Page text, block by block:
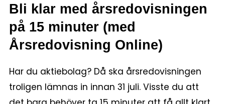
Bli klar med årsredovisningen
på 15 minuter (med
Årsredovisning Online)
Har du aktiebolag? Då ska årsredovisningen
troligen lämnas in innan 31 juli. Visste du att